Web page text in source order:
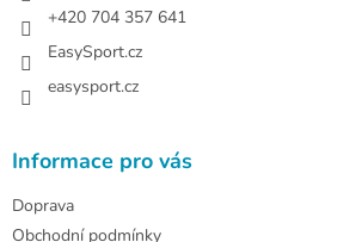
+420 704 357 641
EasySport.cz
easysport.cz
Informace pro vás
Doprava
Obchodní podmínky